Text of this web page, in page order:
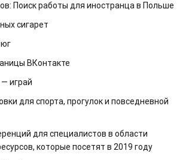
Поиск работы для иностранца в Польше
сигарет
ВКонтакте
играй
для спорта, прогулок и повседневной
для специалистов в области
которые посетят в 2019 году